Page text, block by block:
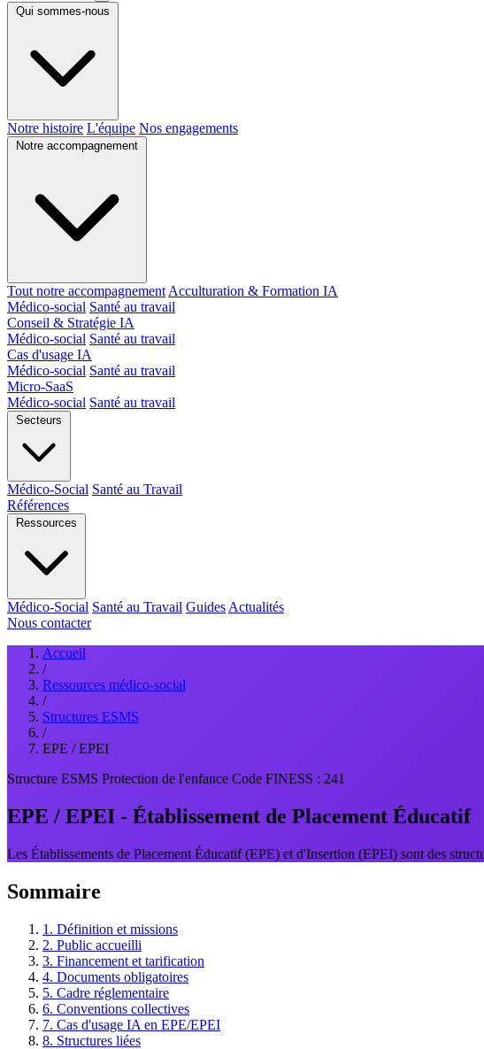
Qui sommes-nous
Notre histoire L'équipe Nos engagements
Notre accompagnement
Tout notre accompagnement Acculturation & Formation IA
Médico-social Santé au travail
Conseil & Stratégie IA
Médico-social Santé au travail
Cas d'usage IA
Médico-social Santé au travail
Micro-SaaS
Médico-social Santé au travail
Secteurs
Médico-Social Santé au Travail
Références
Ressources
Médico-Social Santé au Travail Guides Actualités
Nous contacter
Accueil
/
Ressources médico-social
/
Structures ESMS
/
EPE / EPEI
Structure ESMS Protection de l'enfance Code FINESS : 241
EPE / EPEI - Établissement de Placement Éducatif
Les Établissements de Placement Éducatif (EPE) et d'Insertion (EPEI) sont des
Sommaire
1. Définition et missions
2. Public accueilli
3. Financement et tarification
4. Documents obligatoires
5. Cadre réglementaire
6. Conventions collectives
7. Cas d'usage IA en EPE/EPEI
8. Structures liées